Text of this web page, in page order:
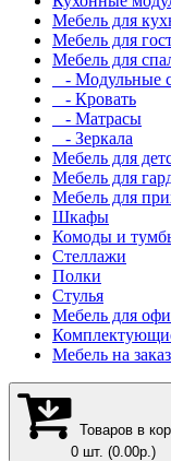
Мебель для
Мебель для
Мебель для
- Модульные
- Кровать
- Матрасы
- Зеркала
Мебель для
Мебель для
Мебель для
Шкафы
Комоды и
Стеллажи
Полки
Стулья
Мебель для
Мебель на заказ
Товаров в
0 шт. (0.00р.)